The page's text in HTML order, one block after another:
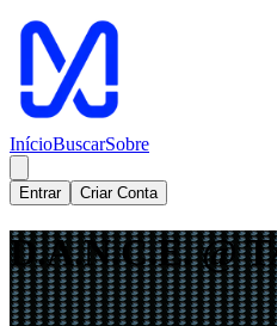
InícioBuscarSobre
Entrar Criar Conta
D.A.N.C.E. @